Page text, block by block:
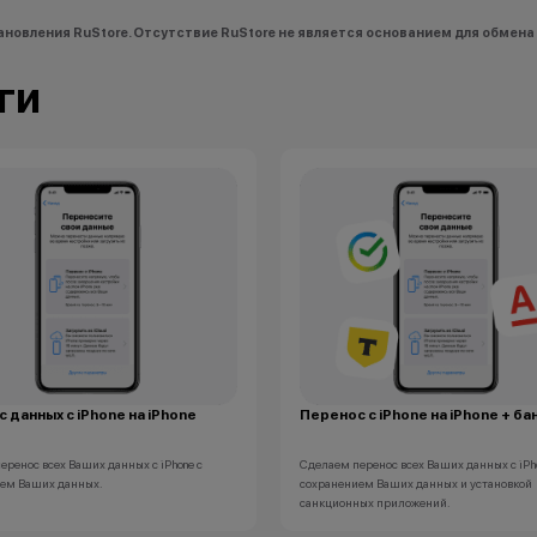
RuStore. Отсутствие RuStore не является основанием для обмена
данных с iPhone на iPhone
всех Ваших данных с iPhone с
Ваших данных.
Перенос с iPhone на iPhone +
Сделаем перенос всех Ваших данных с
сохранением Ваших данных и установкой
санкционных приложений.